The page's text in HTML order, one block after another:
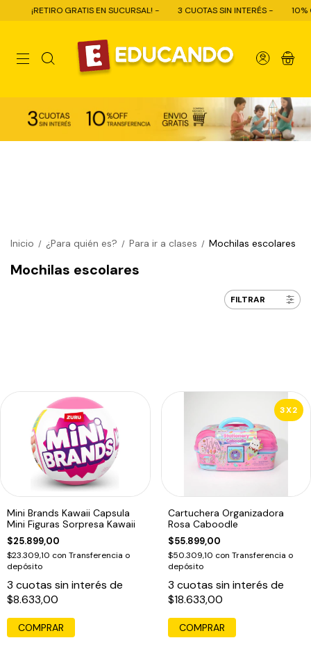
GRATIS EN SUCURSAL! - 3 CUOTAS SIN INTERÉS - 10% OFF CON
0
Inicio / ¿Para quién es? / Para ir a clases / Mochilas escolares
Mochilas escolares
FILTRAR
Mini Brands Kawaii Capsula
Mini Figuras Sorpresa Kawaii
$25.899,00
$23.309,10 con Transferencia o
depósito
3 cuotas sin interés de
$8.633,00
3X2
Cartuchera Organizadora
Rosa Caboodle
$55.899,00
$50.309,10 con Transferencia o
depósito
3 cuotas sin interés de
$18.633,00